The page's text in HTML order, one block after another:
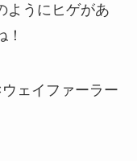
ようにヒゲがあ
ェイファーラー